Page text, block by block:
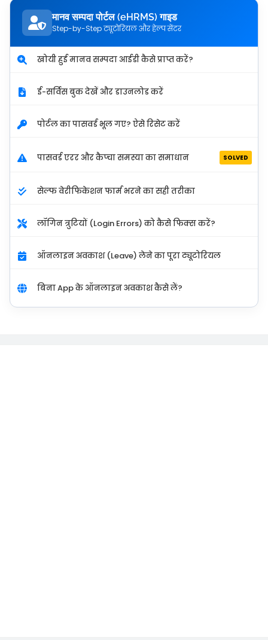
मानव सम्पदा पोर्टल (eHRMS) गाइड
Step-by-Step ट्यूटोरियल और हेल्प सेंटर
खोयी हुई मानव सम्पदा आईडी कैसे प्राप्त करें?
ई-सर्विस बुक देखें और डाउनलोड करें
पोर्टल का पासवर्ड भूल गए? ऐसे रिसेट करें
पासवर्ड एरर और कैप्चा समस्या का समाधान SOLVED
सेल्फ वेरीफिकेशन फार्म भरने का सही तरीका
लॉगिन त्रुटियों (Login Errors) को कैसे फिक्स करें?
ऑनलाइन अवकाश (Leave) लेने का पूरा ट्यूटोरियल
बिना App के ऑनलाइन अवकाश कैसे लें?